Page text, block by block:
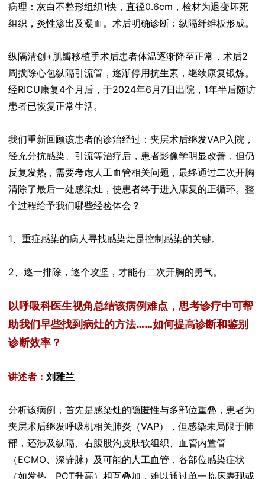
病理：灰白不整形组织1快，直径0.6cm，检材为退变坏死
组织，炎性渗出及凝血。术后明确诊断：纵隔纤维板形成。
纵隔清创+肌瓣移植手术后患者体温逐渐降至正常，术后2
周拔除心包纵隔引流管，逐渐停用抗生素，继续康复锻炼。
经RICU康复4个月后，于2024年6月7日出院，1年半后随访
患者已恢复正常生活。
我们重新回顾该患者的诊治经过：夹层术后继发VAP入院，
经充分抗感染、引流等治疗后，患者影像学明显改善，但仍
反复发热，需要考虑人工血管相关问题，最终通过二次开胸
清除了最后一处感染灶，使患者终于进入康复的正循环。整
个过程给予我们哪些经验体会？
1、重症感染的病人寻找感染灶是控制感染的关键。
2、逐一排除，逐个攻坚，才能有二次开胸的勇气。
以呼吸科医生视角总结该病例难点，思考诊疗中可帮
助我们早些找到病灶的方法……如何提高诊断和鉴别
诊断效率？
讲述者： 刘雅兰
分析该病例，首先是感染灶的隐匿性与多部位重叠，患者为
夹层术后继发呼吸机相关肺炎（VAP），但感染未局限于肺
部，还涉及纵隔、右腹股沟皮肤软组织、血管内置管
（ECMO、深静脉）及可能的人工血管，各部位感染症状
（如发热、PCT升高）相互叠加，难以通过单一临床表现或